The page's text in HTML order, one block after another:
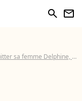
search newsletter
Delphine, son "erreur de jeunesse"...